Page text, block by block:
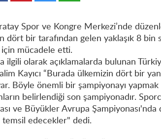
Spor ve Kongre Merkezi’nde
dört bir tarafından gelen yaklaşık 8
mücadele etti.
ilgili olarak açıklamalarda bulunan
Kayıcı “Burada ülkemizin dört bir
var. Böyle önemli bir şampiyonayı
belirlendiği son şampiyonadır.
ve Büyükler Avrupa
temsil edecekler" dedi.